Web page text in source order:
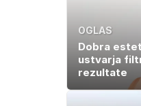
OGLAS
Dobra
ustvarja
rezultate